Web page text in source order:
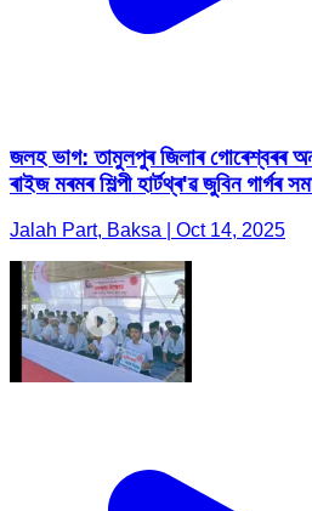
জলহ ভাগ: তামুলপুৰ জিলাৰ গোৰেশ্বৰৰ
ৰাইজ মৰমৰ শিল্পী হাৰ্টথ্ৰ'ৱ জুবিন গাৰ্গৰ
Jalah Part, Baksa | Oct 14, 2025